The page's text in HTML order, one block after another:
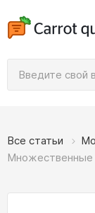
Все статьи
Множественные